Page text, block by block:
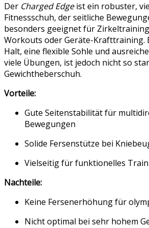
Der Charged Edgeist ein robuster,
Fitnessschuh, der seitliche
besonders geeignet für
Workouts oder Geräte-Krafttraining.
Halt, eine flexible Sohle und
viele Übungen, ist jedoch nicht so
Gewichtheberschuh.
Vorteile:
Gute Seitenstabilität für
Bewegungen
Solide Fersenstütze bei
Vielseitig für funktionelles
Nachteile:
Keine Fersenerhöhung für
Nicht optimal bei sehr hohem